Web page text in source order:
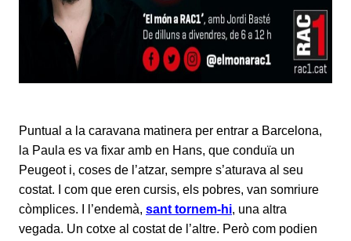
Puntual a la caravana matinera per entrar a Barcelona,
la Paula es va fixar amb en Hans, que conduïa un
Peugeot i, coses de l’atzar, sempre s’aturava al seu
costat. I com que eren cursis, els pobres, van somriure
còmplices. I l’endemà, sant tornem-hi, una altra
vegada. Un cotxe al costat de l’altre. Però com podien